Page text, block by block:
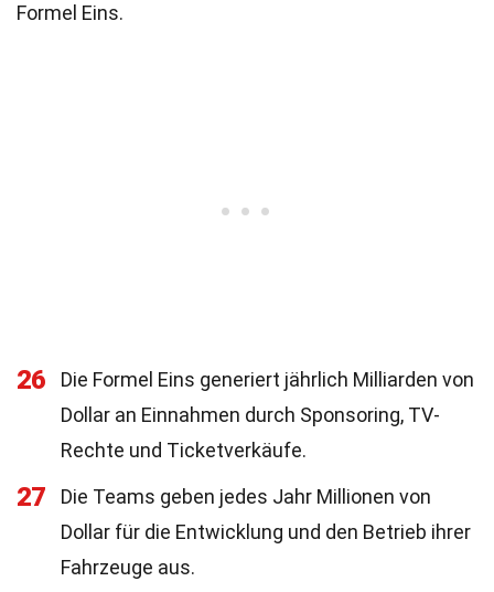
Formel Eins.
26
Die Formel Eins generiert jährlich Milliarden von
Dollar an Einnahmen durch Sponsoring, TV-
Rechte und Ticketverkäufe.
27
Die Teams geben jedes Jahr Millionen von
Dollar für die Entwicklung und den Betrieb ihrer
Fahrzeuge aus.